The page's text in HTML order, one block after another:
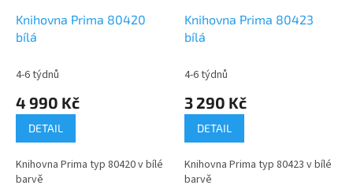
Knihovna Prima 80420
bílá
4-6 týdnů
4 990 Kč
DETAIL
Knihovna Prima typ 80420 v bílé
barvě
Knihovna Prima 80423
bílá
4-6 týdnů
3 290 Kč
DETAIL
Knihovna Prima typ 80423 v bílé
barvě